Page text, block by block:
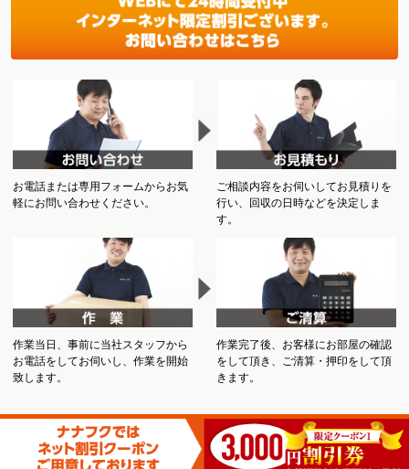
お電話または専用フォームからお気
軽にお問い合わせください。
ご相談内容をお伺いしてお見積りを
行い、回収の日時などを決定しま
す。
作業当日、事前に当社スタッフから
お電話をしてお伺いし、作業を開始
致します。
作業完了後、お客様にお部屋の確認
をして頂き、ご清算・押印をして頂
きます。